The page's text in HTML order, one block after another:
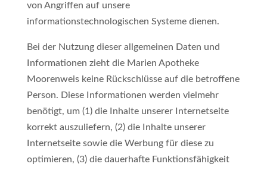
von Angriffen auf unsere
informationstechnologischen Systeme dienen.
Bei der Nutzung dieser allgemeinen Daten und
Informationen zieht die Marien Apotheke
Moorenweis keine Rückschlüsse auf die betroffene
Person. Diese Informationen werden vielmehr
benötigt, um (1) die Inhalte unserer Internetseite
korrekt auszuliefern, (2) die Inhalte unserer
Internetseite sowie die Werbung für diese zu
optimieren, (3) die dauerhafte Funktionsfähigkeit